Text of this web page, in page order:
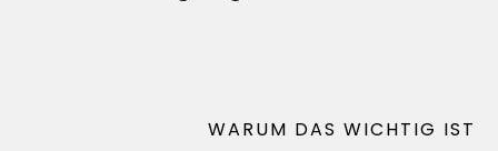
WARUM DAS WICHTIG IST